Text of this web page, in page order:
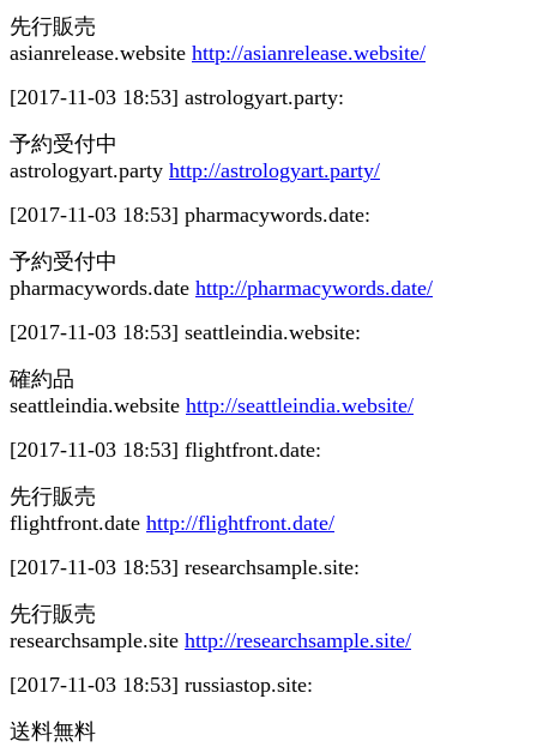
先行販売
asianrelease.website http://asianrelease.website/
[2017-11-03 18:53] astrologyart.party:
予約受付中
astrologyart.party http://astrologyart.party/
[2017-11-03 18:53] pharmacywords.date:
予約受付中
pharmacywords.date http://pharmacywords.date/
[2017-11-03 18:53] seattleindia.website:
確約品
seattleindia.website http://seattleindia.website/
[2017-11-03 18:53] flightfront.date:
先行販売
flightfront.date http://flightfront.date/
[2017-11-03 18:53] researchsample.site:
先行販売
researchsample.site http://researchsample.site/
[2017-11-03 18:53] russiastop.site:
送料無料